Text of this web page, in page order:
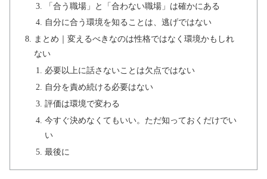
「合う職場」と「合わない職場」は確かにある
自分に合う環境を知ることは、逃げではない
まとめ｜変えるべきなのは性格ではなく環境かもしれ
ない
必要以上に話さないことは欠点ではない
自分を責め続ける必要はない
評価は環境で変わる
今すぐ決めなくてもいい。ただ知っておくだけでい
い
最後に